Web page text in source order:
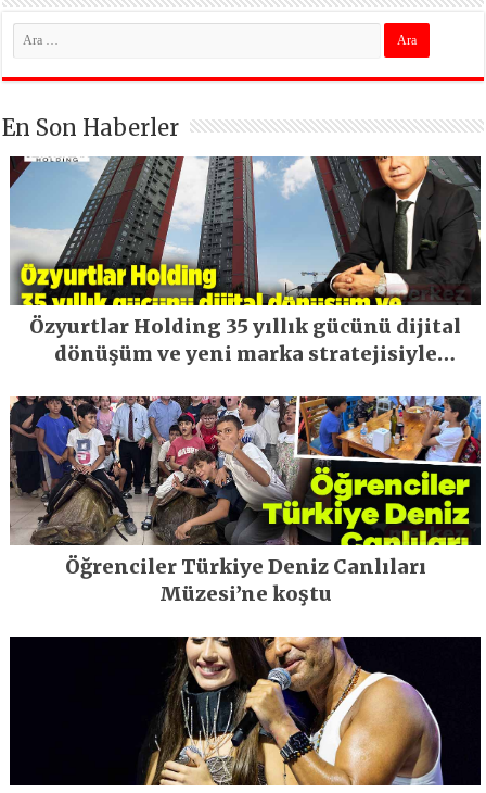
En Son Haberler
Özyurtlar Holding 35 yıllık gücünü dijital
dönüşüm ve yeni marka stratejisiyle
Öğrenciler Türkiye Deniz Canlıları
Müzesi’ne koştu